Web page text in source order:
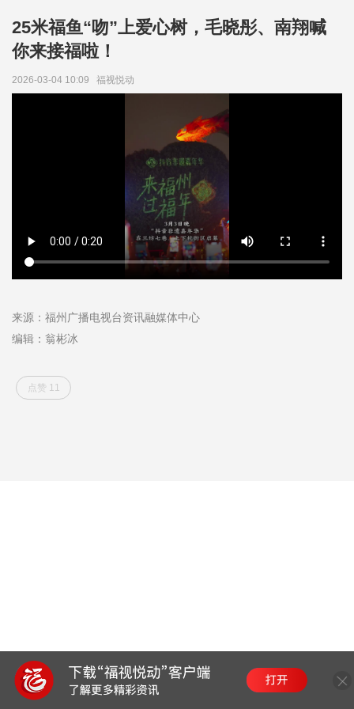
25米福鱼“吻”上爱心树，毛晓彤、南翔喊
你来接福啦！
2026-03-04 10:09 福视悦动
来源：福州广播电视台资讯融媒体中心
编辑：翁彬冰
点赞 11